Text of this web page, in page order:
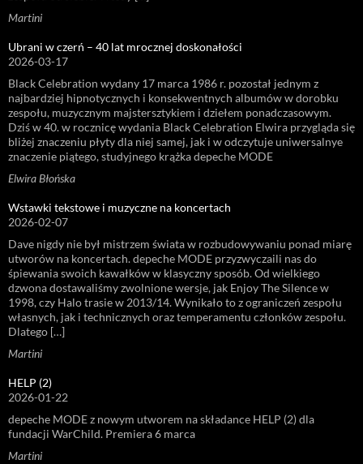
Martini
Ubrani w czerń – 40 lat mrocznej doskonałości
2026-03-17
Black Celebration wydany 17 marca 1986 r. pozostał jednym z
najbardziej hipnotycznych i konsekwentnych albumów w dorobku
zespołu, muzycznym majstersztykiem i dziełem ponadczasowym.
Dziś w 40. w rocznicę wydania Black Celebration Elwira przygląda się
bliżej znaczeniu płyty dla niej samej, jak i w odczytuje uniwersalnye
znaczenie piątego, studyjnego krążka depeche MODE
Elwira Błońska
Wstawki tekstowe i muzyczne na koncertach
2026-02-07
Dave nigdy nie był mistrzem świata w rozbudowywaniu ponad miarę
utworów na koncertach. depeche MODE przyzwyczaili nas do
śpiewania swoich kawałków w klasyczny sposób. Od wielkiego
dzwona dostawaliśmy zwolnione wersje, jak Enjoy The Silence w
1998, czy Halo trasie w 2013/14. Wynikało to z ograniczeń zespołu
własnych, jak i technicznych oraz temperamentu członków zespołu.
Dlatego […]
Martini
HELP (2)
2026-01-22
depeche MODE z nowym utworem na składance HELP (2) dla
fundacji WarChild. Premiera 6 marca
Martini